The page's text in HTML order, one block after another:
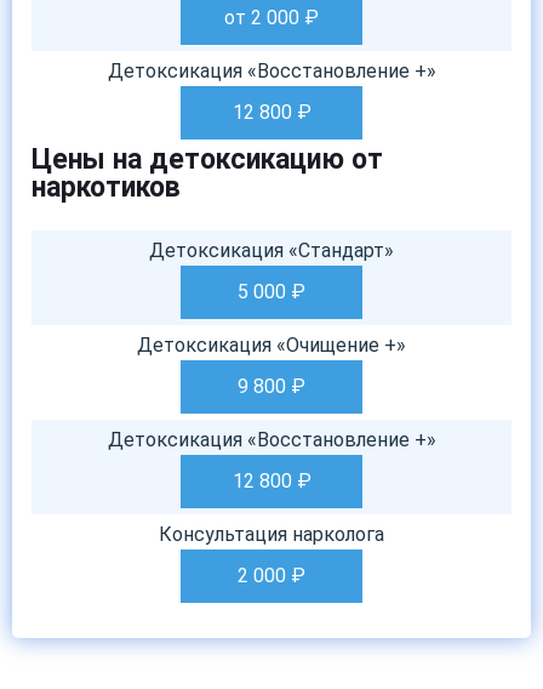
от 2 000 ₽
Детоксикация «Восстановление +»
12 800₽
Цены на детоксикацию от
наркотиков
Детоксикация «Стандарт»
5 000 ₽
Детоксикация «Очищение +»
9 800 ₽
Детоксикация «Восстановление +»
12 800₽
Консультация нарколога
2 000 ₽